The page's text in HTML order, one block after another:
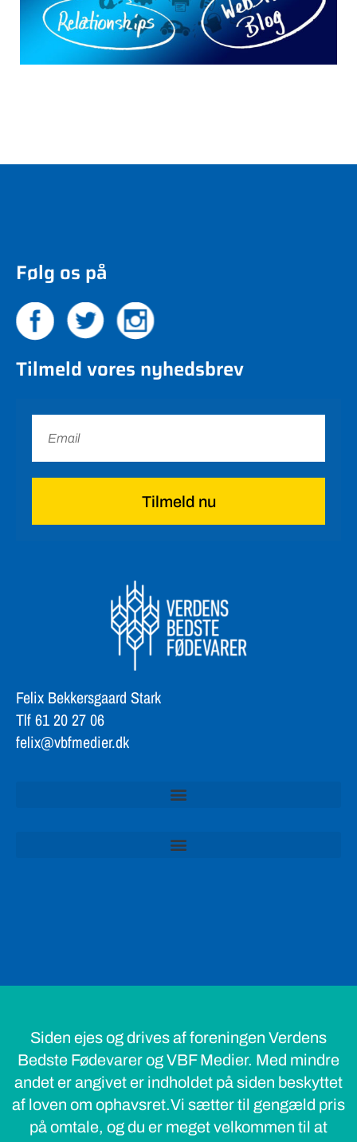
Følg os på
Tilmeld vores nyhedsbrev
Tilmeld nu
Felix Bekkersgaard Stark
Tlf 61 20 27 06
felix@vbfmedier.dk
Siden ejes og drives af foreningen Verdens
Bedste Fødevarer og VBF Medier. Med mindre
andet er angivet er indholdet på siden beskyttet
af loven om ophavsret.Vi sætter til gengæld pris
på omtale, og du er meget velkommen til at